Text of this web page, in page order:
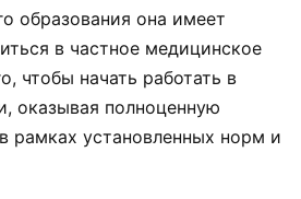
образования она имеет
в частное медицинское
чтобы начать работать в
оказывая полноценную
рамках установленных норм и